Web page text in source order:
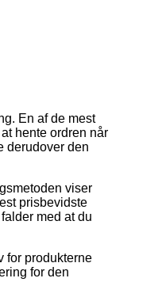
En af de mest
hente ordren når
derudover den
viser
prisbevidste
med at du
for produkterne
for den